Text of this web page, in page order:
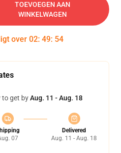
TOEVOEGEN AAN
WINKELWAGEN
over 02: 49: 54
to get byAug. 11 - Aug. 18
07
Delivered
Aug. 11 - Aug. 18